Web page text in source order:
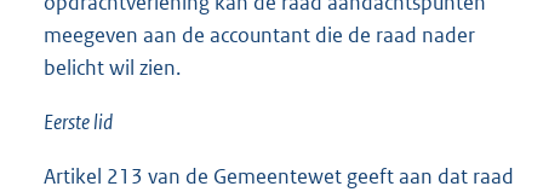
meegeven aan de accountant die de raad nader
belicht wil zien.
Eerste lid
Artikel 213 van de Gemeentewet geeft aan dat raad